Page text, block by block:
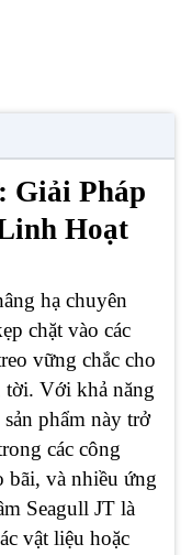
Giải Pháp
Hoạt
hạ chuyên
chặt vào các
vững chắc cho
tời. Với khả năng
phẩm này trở
các công
và nhiều ứng
Seagull JT là
vật liệu hoặc